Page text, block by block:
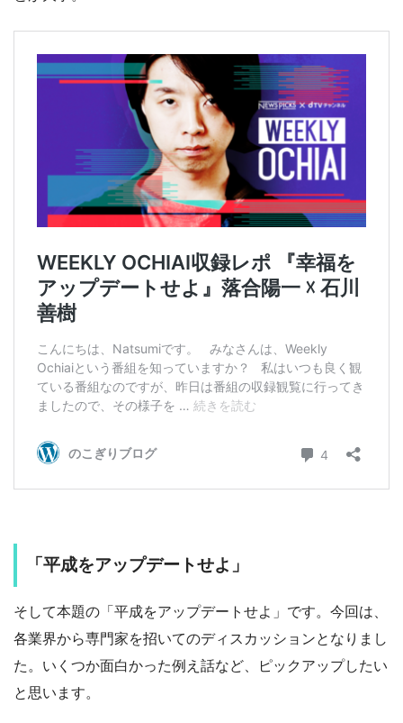
「平成をアップデートせよ」
そして本題の「平成をアップデートせよ」です。今回は、
各業界から専門家を招いてのディスカッションとなりまし
た。いくつか面白かった例え話など、ピックアップしたい
と思います。